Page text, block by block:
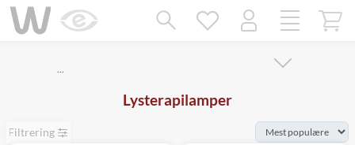
…
Lysterapilamper
Filtrering
Mangler chatten?
Ret samtykke!